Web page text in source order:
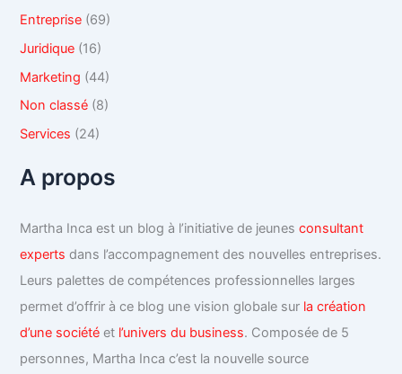
Entreprise (69)
Juridique (16)
Marketing (44)
Non classé (8)
Services (24)
A propos
Martha Inca est un blog à l’initiative de jeunesconsultant
experts dans l’accompagnement des nouvelles entreprises.
Leurs palettes de compétences professionnelles larges
permet d’offrir à ce blog une vision globale sur la création
d’une société et l’univers du business. Composée de 5
personnes, Martha Inca c’est la nouvelle source